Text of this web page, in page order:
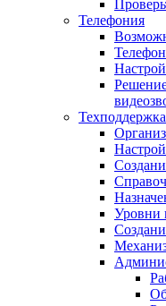
Телефония
Техподдержка
Уровни